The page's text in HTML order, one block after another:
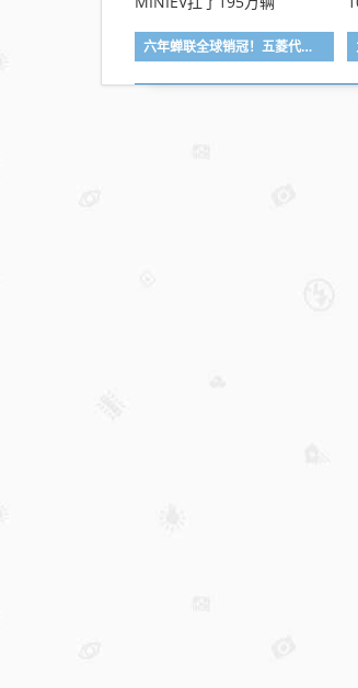
六年蝉联全球销冠！五菱代步车销量破300万辆：宏光MINIEV扛了195万辆